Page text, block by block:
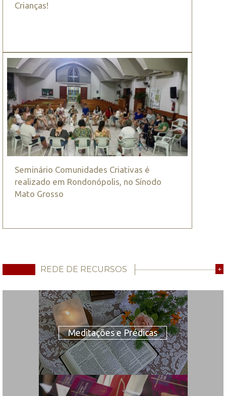
Crianças!
Seminário Comunidades Criativas é
realizado em Rondonópolis, no Sínodo
Mato Grosso
REDE DE RECURSOS +
Meditações e Prédicas